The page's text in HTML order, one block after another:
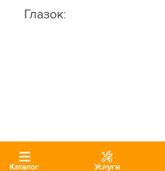
Каталог Услуги
Глазок: